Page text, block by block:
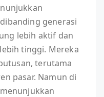
generasi
lebih aktif dan
tinggi. Mereka
terutama
pasar. Namun di